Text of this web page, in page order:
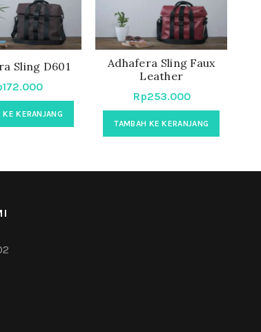
Sling D601
172.000
KE KERANJANG
Adhafera Sling Faux
Leather
Rp253.000
TAMBAH KE KERANJANG